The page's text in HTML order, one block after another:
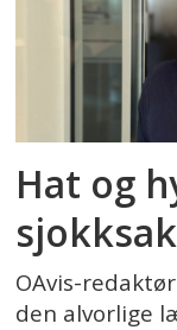
Hat og
sjokksak
OAvis-
den alvorlige